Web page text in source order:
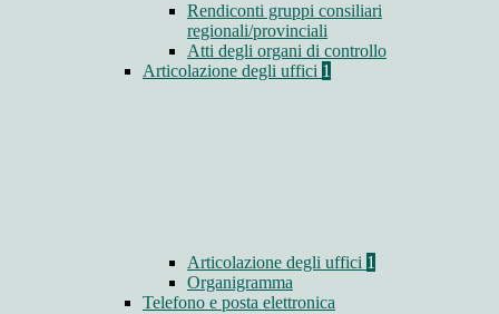
Rendiconti gruppi consiliari
regionali/provinciali
Atti degli organi di controllo
Articolazione degli uffici 1
Articolazione degli uffici 1
Organigramma
Telefono e posta elettronica